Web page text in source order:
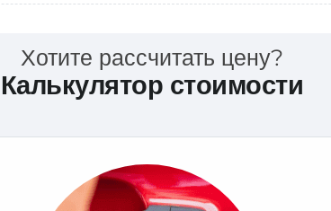
Хотите рассчитать цену?
Калькулятор стоимости